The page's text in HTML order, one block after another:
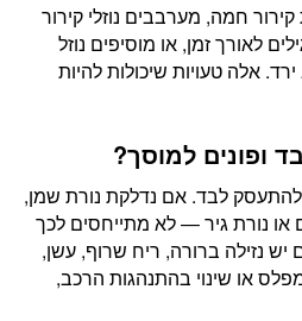
חמה, מערבבים נוזלי קירור
לאורך זמן, או מוסיפים נוזל
אלה טעויות שיכולות להיות
ופונים למוסך?
לבד. אם נדלקת נורת שמן,
או נורת גיר — לא מתייחסים לכך
נזילה ברורה, ריח שרוף, עשן,
או שינוי בהתנהגות הרכב,